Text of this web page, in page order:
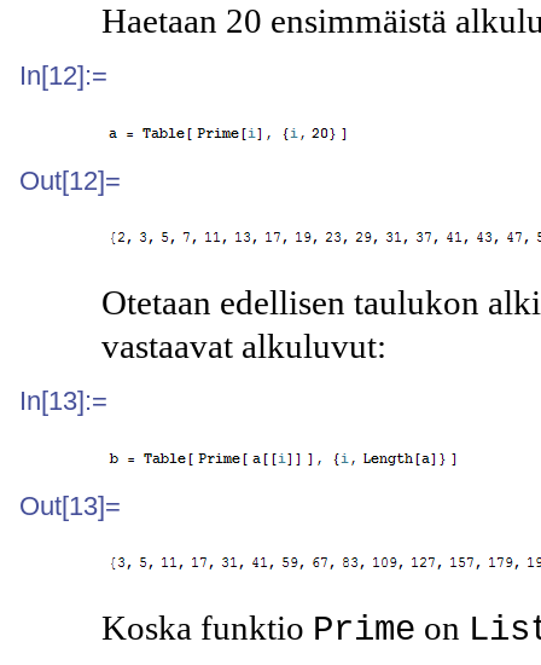
Haetaan 20 ensimmäistä
In[12]:=
Out[12]=
Otetaan edellisen taulukon
vastaavat alkuluvut:
In[13]:=
Out[13]=
Koska funktio Prime on